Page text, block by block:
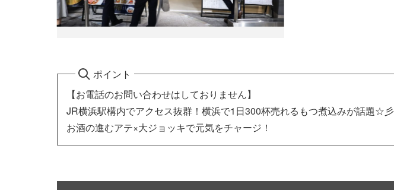
ポイント
【お電話のお問い合わせはしておりません】
JR横浜駅構内でアクセス抜群！横浜で1日300杯売れるもつ煮込みが話題☆彡
お酒の進むアテ×大ジョッキで元気をチャージ！